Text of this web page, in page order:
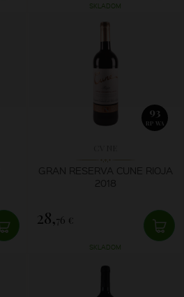
SKLADOM
93
RP WA
GRAN RESERVA CUNE RIOJA
2018
28,76 €
SKLADOM